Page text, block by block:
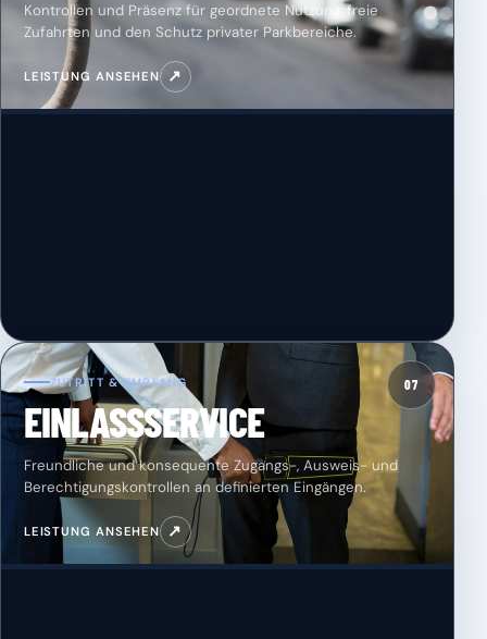
Kontrollen und Präsenz für geordnete Nutzung, freie
Zufahrten und den Schutz privater Parkbereiche.
LEISTUNG ANSEHEN ↗
07
ZUTRITT & EMPFANG
EINLASSSERVICE
Freundliche und konsequente Zugangs-, Ausweis- und
Berechtigungskontrollen an definierten Eingängen.
LEISTUNG ANSEHEN ↗